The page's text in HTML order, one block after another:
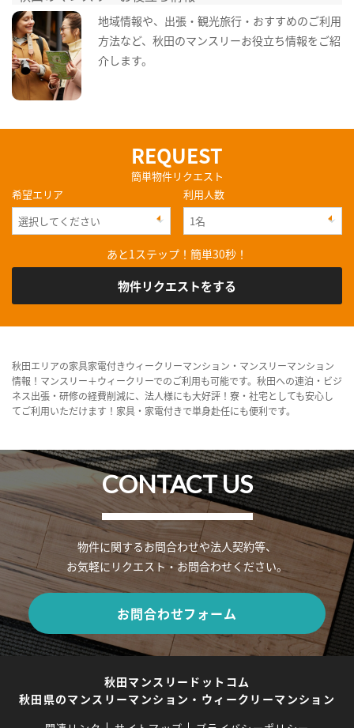
地域情報や、出張・観光旅行・おすすめのご利用
方法など、秋田のマンスリーお役立ち情報をご紹
介します。
REQUEST
簡単物件リクエスト
希望エリア
利用人数
あと1ステップ！簡単30秒！
物件リクエストをする
秋田エリアの家具家電付きウィークリーマンション・マンスリーマンション
情報！マンスリー＋ウィークリーでのご利用も可能です。秋田への連泊・ビジ
ネス出張・研修の経費削減に、法人様にも大好評！寮・社宅としても安心し
てご利用いただけます！家具・家電付きで単身赴任にも便利です。
CONTACT US
物件に関するお問合わせや法人契約等、
お気軽にリクエスト・お問合わせください。
お問合わせフォーム
秋田マンスリードットコム
秋田県のマンスリーマンション・ウィークリーマンション